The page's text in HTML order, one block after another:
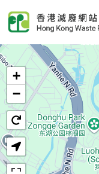
首页
+
−